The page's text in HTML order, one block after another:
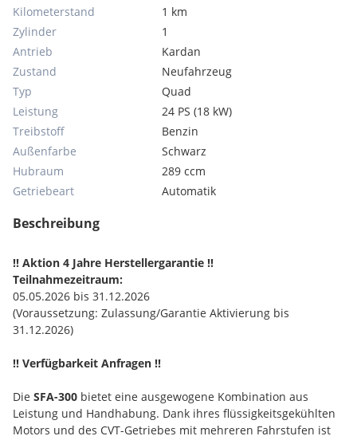
Kilometerstand
1 km
Zylinder
1
Antrieb
Kardan
Zustand
Neufahrzeug
Typ
Quad
Leistung
24 PS (18 kW)
Treibstoff
Benzin
Außenfarbe
Schwarz
Hubraum
289 ccm
Getriebeart
Automatik
Beschreibung
!! Aktion 4 Jahre Herstellergarantie !!
Teilnahmezeitraum:
05.05.2026 bis 31.12.2026
(Voraussetzung: Zulassung/Garantie Aktivierung bis
31.12.2026)
!! Verfügbarkeit Anfragen !!
Die SFA-300 bietet eine ausgewogene Kombination aus
Leistung und Handhabung. Dank ihres flüssigkeitsgekühlten
Motors und des CVT-Getriebes mit mehreren Fahrstufen ist